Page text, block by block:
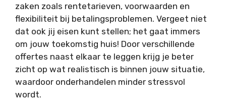
zaken zoals rentetarieven, voorwaarden en
flexibiliteit bij betalingsproblemen. Vergeet niet
dat ook jij eisen kunt stellen; het gaat immers
om jouw toekomstig huis! Door verschillende
offertes naast elkaar te leggen krijg je beter
zicht op wat realistisch is binnen jouw situatie,
waardoor onderhandelen minder stressvol
wordt.